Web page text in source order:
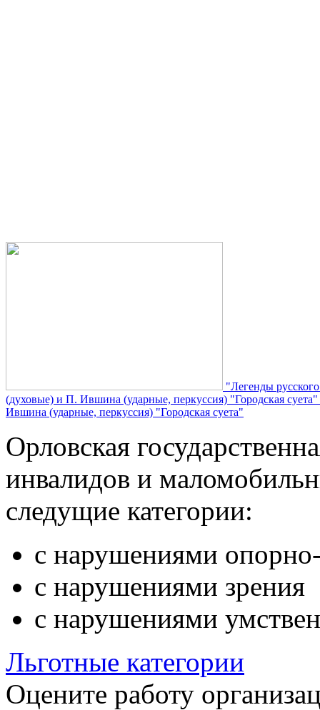
"Легенды
(духовые) и П. Ившина (ударные, перкуссия) "Городская суета"
Ившина (ударные, перкуссия) "Городская суета"
Орловская
инвалидов и
следущие категории:
с нарушениями опорно-
с нарушениями зрения
с нарушениями
Льготные категории
Оцените работу